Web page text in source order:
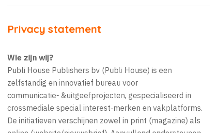
Privacy statement
Wie zijn wij?
Publi House Publishers bv (Publi House) is een
zelfstandig en innovatief bureau voor
communicatie- &uitgeefprojecten, gespecialiseerd in
crossmediale special interest-merken en vakplatforms.
De initiatieven verschijnen zowel in print (magazine) als